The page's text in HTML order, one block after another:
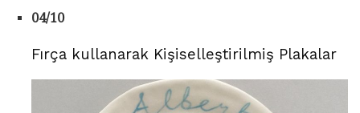
04/10
Fırça kullanarak Kişiselleştirilmiş Plakalar